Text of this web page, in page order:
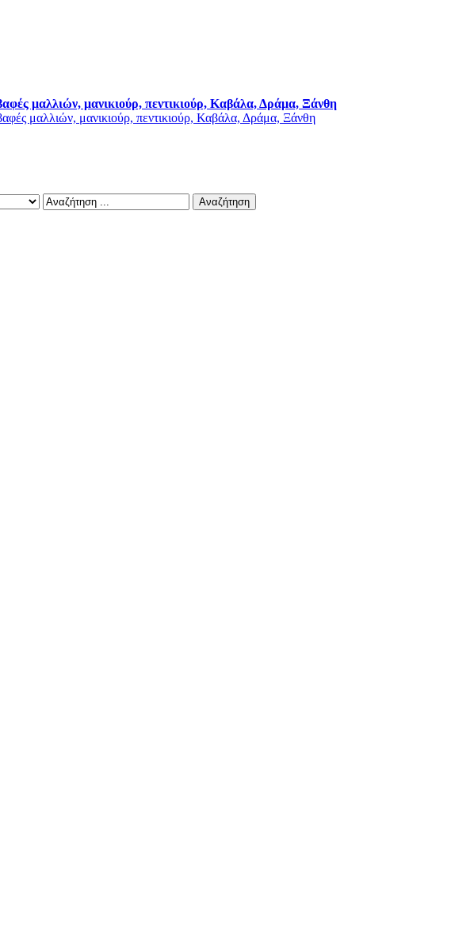
μαλλιών, μανικιούρ, πεντικιούρ, Καβάλα, Δράμα, Ξάνθη
Αναζήτηση